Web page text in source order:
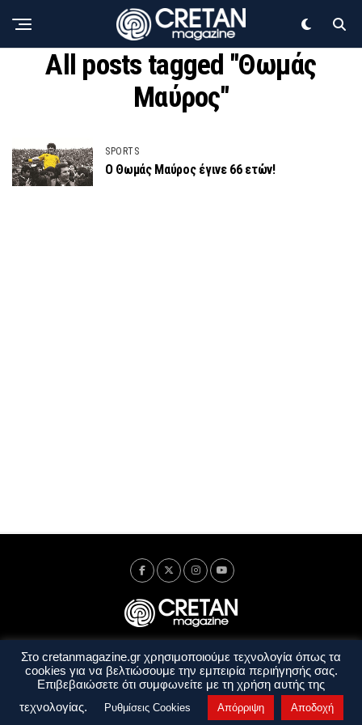
All posts tagged "Θωμάς
Μαύρος"
SPORTS
Ο Θωμάς Μαύρος έγινε 66 ετών!
Ταυτότητα Πολιτική Απορρήτου
Όροι Χρήσης
Όροι και Προϋποθέσεις
Στο cretanmagazine.gr χρησιμοποιούμε τεχνολογία όπως τα
cookies για να βελτιώσουμε την εμπειρία περιήγησής σας.
Επιβεβαιώσετε ότι συμφωνείτε με τη χρήση αυτής της
τεχνολογίας.
Ρυθμίσεις Cookies Απόρριψη Αποδοχή